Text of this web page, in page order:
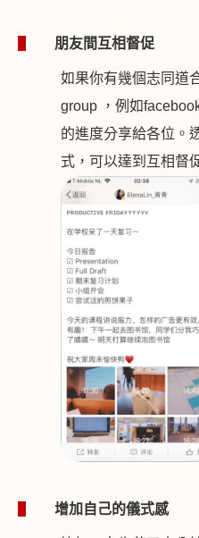
朋友間互相督促
如果你有幾個志同道
group ，例如
的進度分享給各位。
式，可以達到互相督
增加自己的儀式感